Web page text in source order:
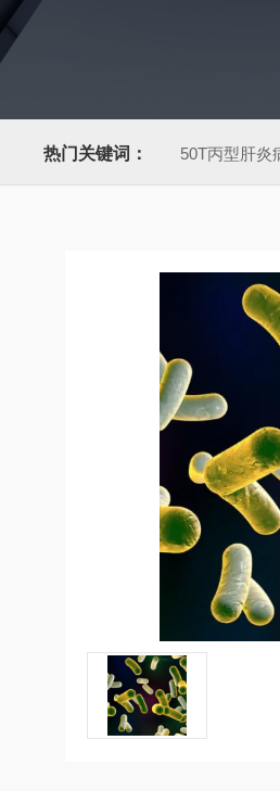
热门关键词： 50T丙型肝炎